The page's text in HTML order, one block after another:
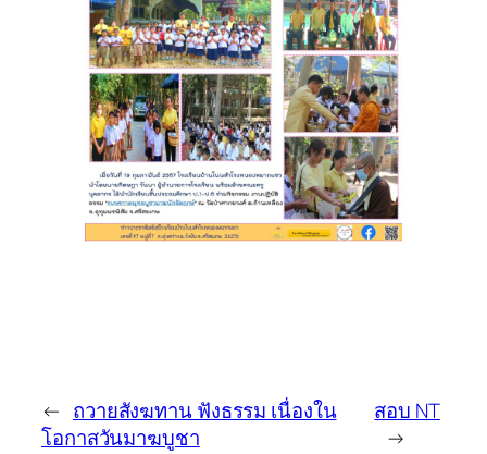
← ถวายสังฆทาน ฟังธรรม เนื่องใน
โอกาสวันมาฆบูชา
สอบ NT
→